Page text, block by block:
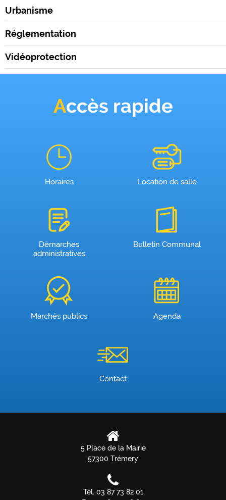
Urbanisme
Réglementation
Vidéoprotection
Accès rapide
Horaires Location de salle
Démarches
administratives
Bulletin Communal
Marchés publics Agenda
Contact
5 Place de la Mairie
57300 Trémery
Tél. 03 87 73 82 01